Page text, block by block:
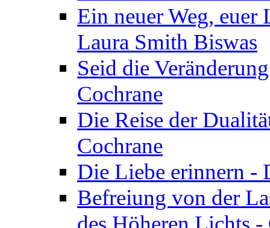
Ein neuer Weg, euer
Laura Smith Biswas
Seid die
Cochrane
Die Reise der
Cochrane
Die Liebe erinnern -
Befreiung von der